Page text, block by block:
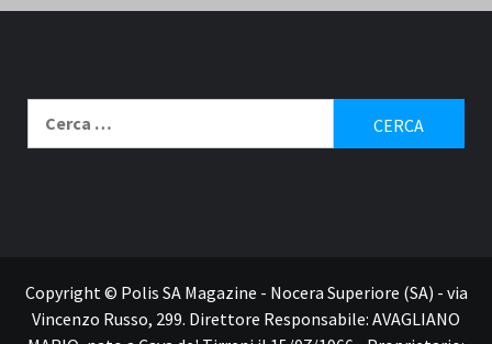
per:
Copyright © Polis SA Magazine - Nocera Superiore (SA) - via
Vincenzo Russo, 299. Direttore Responsabile: AVAGLIANO